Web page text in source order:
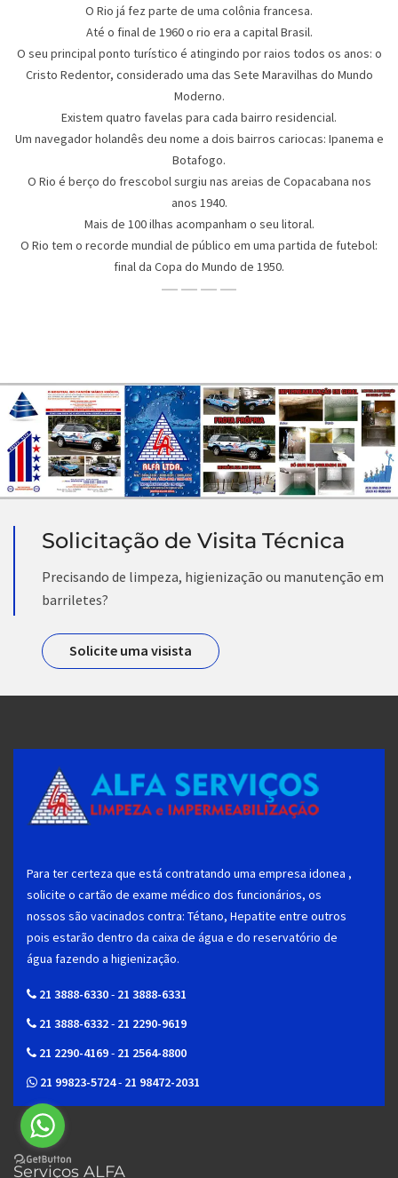
O Rio já fez parte de uma colônia francesa.
Até o final de 1960 o rio era a capital Brasil.
O seu principal ponto turístico é atingindo por raios todos os anos: o
Cristo Redentor, considerado uma das Sete Maravilhas do Mundo
Moderno.
Existem quatro favelas para cada bairro residencial.
Um navegador holandês deu nome a dois bairros cariocas: Ipanema e
Botafogo.
O Rio é berço do frescobol surgiu nas areias de Copacabana nos
anos 1940.
Mais de 100 ilhas acompanham o seu litoral.
O Rio tem o recorde mundial de público em uma partida de futebol:
final da Copa do Mundo de 1950.
Solicitação de Visita Técnica
Precisando de limpeza, higienização ou manutenção em
barriletes?
Solicite uma visista
Para ter certeza que está contratando uma empresa idonea ,
solicite o cartão de exame médico dos funcionários, os
nossos são vacinados contra: Tétano, Hepatite entre outros
pois estarão dentro da caixa de água e do reservatório de
água fazendo a higienização.
21 3888-6330- 21 3888-6331
21 3888-6332- 21 2290-9619
21 2290-4169- 21 2564-8800
21 99823-5724- 21 98472-2031
Serviços ALFA